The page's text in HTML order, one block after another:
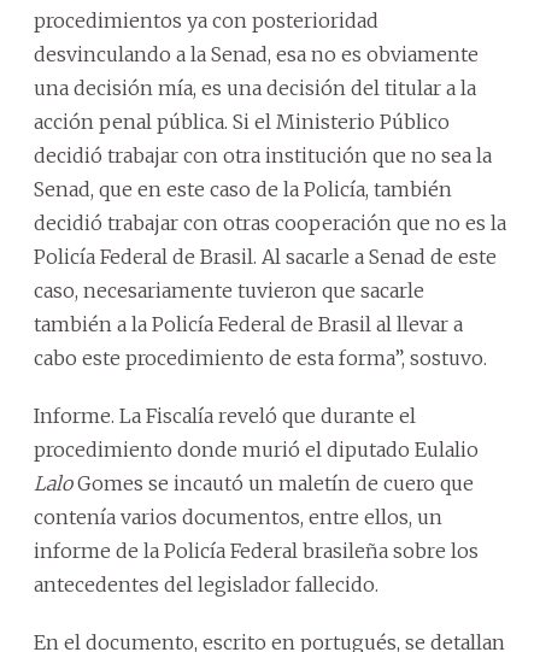
procedimientos ya con posterioridad
desvinculando a la Senad, esa no es obviamente
una decisión mía, es una decisión del titular a la
acción penal pública. Si el Ministerio Público
decidió trabajar con otra institución que no sea la
Senad, que en este caso de la Policía, también
decidió trabajar con otras cooperación que no es la
Policía Federal de Brasil. Al sacarle a Senad de este
caso, necesariamente tuvieron que sacarle
también a la Policía Federal de Brasil al llevar a
cabo este procedimiento de esta forma”, sostuvo.
Informe. La Fiscalía reveló que durante el
procedimiento donde murió el diputado Eulalio
LaloGomes se incautó un maletín de cuero que
contenía varios documentos, entre ellos, un
informe de la Policía Federal brasileña sobre los
antecedentes del legislador fallecido.
En el documento, escrito en portugués, se detallan